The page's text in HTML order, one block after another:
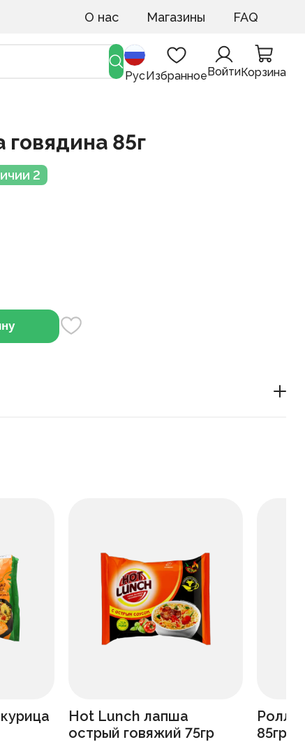
О нас Магазины FAQ
РусИзбранноеВойтиКорзина
85г
2
Hot Lunch лапша
острый говяжий 75гр
85гр